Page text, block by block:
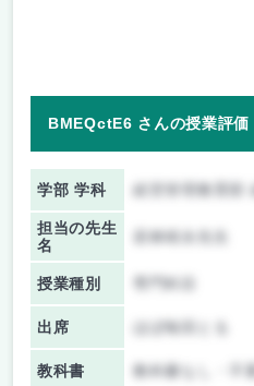
BMEQctE6 さんの授業評価
学部 学科
担当の先生
名
若林靖永先生
授業種別
出席 ほぼ毎回とる
教科書 教科書なし・不要